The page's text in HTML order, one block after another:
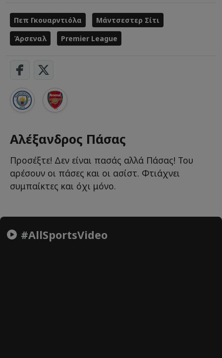
Πεπ Γκουαρντιόλα
Μάντσεστερ Σίτι
Άρσεναλ
Premier League
Αλέξανδρος Πάσας
Προσέξτε! Δεν είναι πασάς αλλά Πάσας! Του
αρέσουν οι πάσες και οι ασίστ. Φτιάχνει
συμπαίκτες και όχι μόνο.
#AllSportsVideo